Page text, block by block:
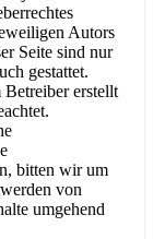
Autors
Seite sind nur
gestattet.
erstellt
bitten wir um
von
umgehend